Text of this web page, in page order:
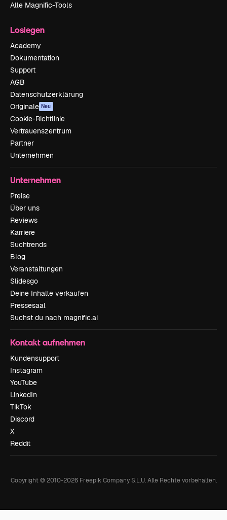
Alle Magnific-Tools
Loslegen
Academy
Dokumentation
Support
AGB
Datenschutzerklärung
Originale Neu
Cookie-Richtlinie
Vertrauenszentrum
Partner
Unternehmen
Unternehmen
Preise
Über uns
Reviews
Karriere
Suchtrends
Blog
Veranstaltungen
Slidesgo
Deine Inhalte verkaufen
Pressesaal
Suchst du nach magnific.ai
Kontakt aufnehmen
Kundensupport
Instagram
YouTube
LinkedIn
TikTok
Discord
X
Reddit
Copyright © 2010-2026Freepik Company S.L.U. Alle Rechte vorbehalten.